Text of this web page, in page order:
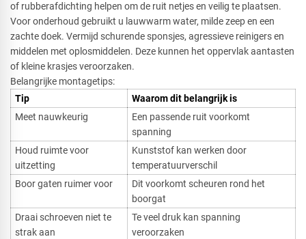
of rubberafdichting helpen om de ruit netjes en veilig te plaatsen.
Voor onderhoud gebruikt u lauwwarm water, milde zeep en een
zachte doek. Vermijd schurende sponsjes, agressieve reinigers en
middelen met oplosmiddelen. Deze kunnen het oppervlak aantasten
of kleine krasjes veroorzaken.
Belangrijke montagetips:
Tip
Waarom dit belangrijk is
Meet nauwkeurig
Een passende ruit voorkomt
spanning
Houd ruimte voor
uitzetting
Kunststof kan werken door
temperatuurverschil
Boor gaten ruimer voor
Dit voorkomt scheuren rond het
boorgat
Draai schroeven niet te
strak aan
Te veel druk kan spanning
veroorzaken